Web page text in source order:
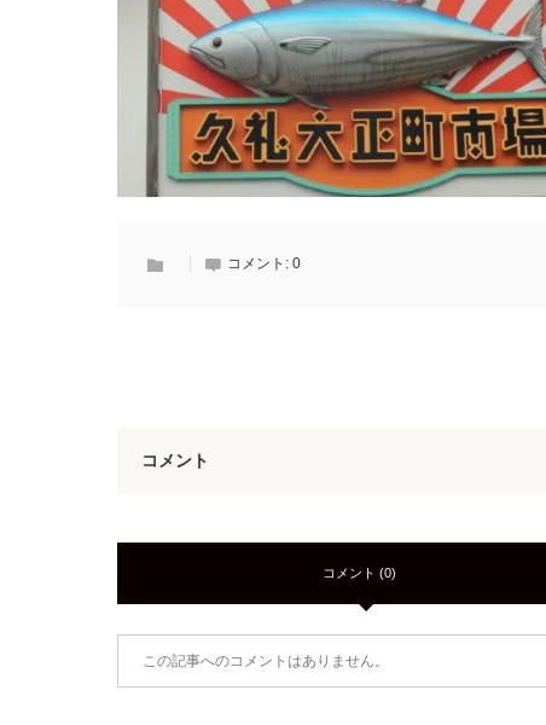
コメント: 0
コメント
コメント (0)
この記事へのコメントはありません。